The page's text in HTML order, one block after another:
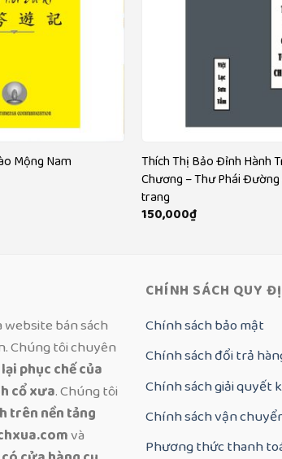
Mộng Nam
Thích Thị Bảo Đỉnh Hành
Chương – Thư Phái
trang
150,000₫
website bán sách
Chúng tôi chuyên
phục chế của
cổ xưa. Chúng tôi
trên nền tảng
và
CHÍNH SÁCH QUY
Chính sách bảo mật
Chính sách đổi trả
Chính sách giải quyết
Chính sách vận
Phương thức thanh